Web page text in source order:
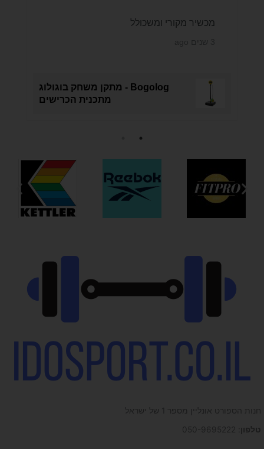
מכשיר מקורי ומשכולל
Bogolog - מתקן משחק בוגולוג
מתכנית הכרישים
חנות הספורט אונליין מספר 1 של ישראל
טלפון